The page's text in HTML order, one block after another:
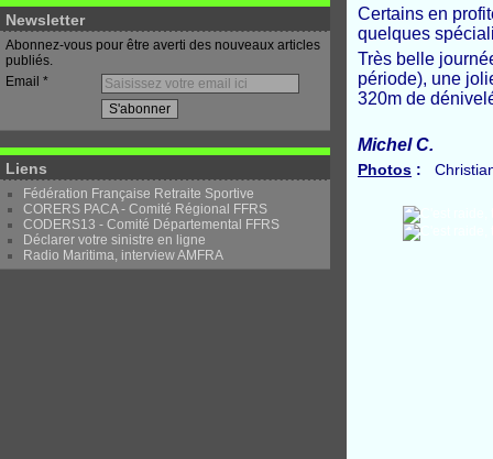
Newsletter
Abonnez-vous pour être averti des nouveaux articles
publiés.
Email
Liens
Fédération Française Retraite Sportive
CORERS PACA - Comité Régional FFRS
CODERS13 - Comité Départemental FFRS
Déclarer votre sinistre en ligne
Radio Maritima, interview AMFRA
Certains en
quelques
Très belle
période), une
320m de
Michel C.
Photos :